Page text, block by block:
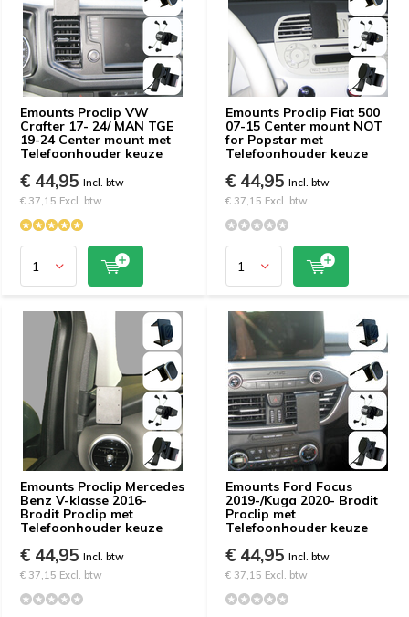
Emounts Proclip VW
Crafter 17- 24/ MAN TGE
19-24 Center mount met
Telefoonhouder keuze
€ 44,95 Incl. btw
€ 37,15 Excl. btw
Emounts Proclip Fiat 500
07-15 Center mount NOT
for Popstar met
Telefoonhouder keuze
€ 44,95 Incl. btw
€ 37,15 Excl. btw
Emounts Proclip Mercedes
Benz V-klasse 2016-
Brodit Proclip met
Telefoonhouder keuze
€ 44,95 Incl. btw
€ 37,15 Excl. btw
Emounts Ford Focus
2019-/Kuga 2020- Brodit
Proclip met
Telefoonhouder keuze
€ 44,95 Incl. btw
€ 37,15 Excl. btw